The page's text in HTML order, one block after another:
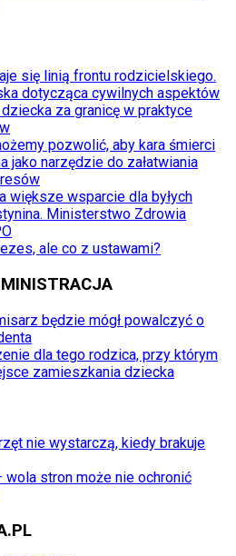
się linią frontu rodzicielskiego.
dotycząca cywilnych aspektów
za granicę w praktyce
pozwolić, aby kara śmierci
jako narzędzie do załatwiania
większe wsparcie dla byłych
Ministerstwo Zdrowia
ale co z ustawami?
będzie mógł powalczyć o
dla tego rodzica, przy którym
zamieszkania dziecka
nie wystarczą, kiedy brakuje
wola stron może nie ochronić